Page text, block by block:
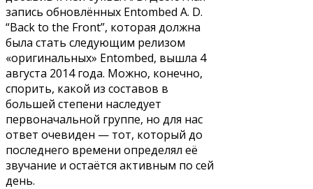
запись обновлённых Entombed A. D.
“Back to the Front”, которая должна
была стать следующим релизом
«оригинальных» Entombed, вышла 4
августа 2014 года. Можно, конечно,
спорить, какой из составов в
большей степени наследует
первоначальной группе, но для нас
ответ очевиден — тот, который до
последнего времени определял её
звучание и остаётся активным по сей
день.